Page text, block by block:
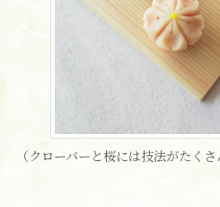
（クローバーと桜には技法がたく